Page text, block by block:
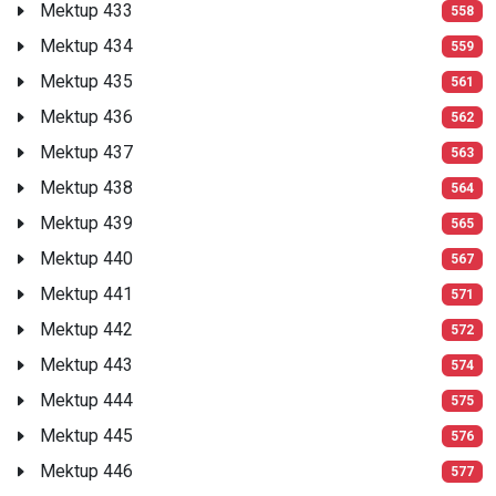
Mektup 433 558
Mektup 434 559
Mektup 435 561
Mektup 436 562
Mektup 437 563
Mektup 438 564
Mektup 439 565
Mektup 440 567
Mektup 441 571
Mektup 442 572
Mektup 443 574
Mektup 444 575
Mektup 445 576
Mektup 446 577